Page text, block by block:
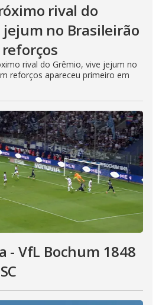
rival do
jejum no Brasileirão
rival do Grêmio, vive jejum no
reforços apareceu primeiro em
- VfL Bochum 1848